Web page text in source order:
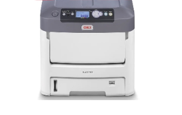
Ricoh Mp 1100 Toner,Ricoh MP 1350